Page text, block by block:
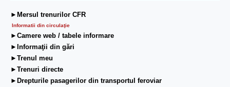
►Mersul trenurilor CFR
Informatii din circulaţie
►Camere web / tabele informare
►Informaţii din gări
►Trenul meu
►Trenuri directe
►Drepturile pasagerilor din transportul feroviar